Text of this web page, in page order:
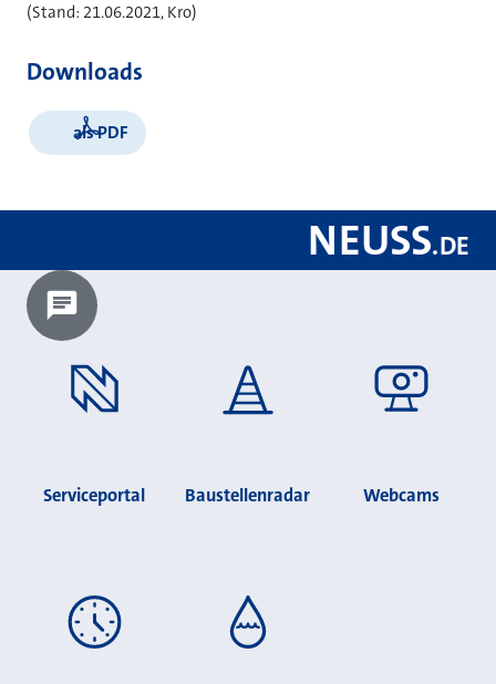
(Stand: 21.06.2021, Kro)
Downloads
als PDF
NEUSS.DE
Chatbot laden?
Serviceportal Baustellenradar Webcams